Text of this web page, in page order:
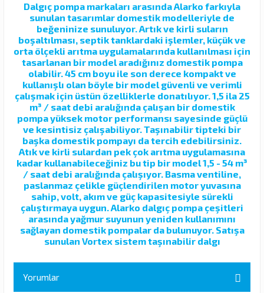
Dalgıç pompa markaları arasında Alarko farkıyla
sunulan tasarımlar domestik modelleriyle de
beğeninize sunuluyor. Artık ve kirli suların
boşaltılması, septik tanklardaki işlemler, küçük ve
orta ölçekli arıtma uygulamalarında kullanılması için
tasarlanan bir model aradığınız domestik pompa
olabilir. 45 cm boyu ile son derece kompakt ve
kullanışlı olan böyle bir model güvenli ve verimli
çalışmak için üstün özelliklerle donatılıyor. 1,5 ila 25
m³ / saat debi aralığında çalışan bir domestik
pompa yüksek motor performansı sayesinde güçlü
ve kesintisiz çalışabiliyor. Taşınabilir tipteki bir
başka domestik pompayı da tercih edebilirsiniz.
Atık ve kirli sulardan pek çok arıtma uygulamasına
kadar kullanabileceğiniz bu tip bir model 1,5 - 54 m³
/ saat debi aralığında çalışıyor. Basma ventiline,
paslanmaz çelikle güçlendirilen motor yuvasına
sahip, volt, akım ve güç kapasitesiyle sürekli
çalıştırmaya uygun. Alarko dalgıç pompa çeşitleri
arasında yağmur suyunun yeniden kullanımını
sağlayan domestik pompalar da bulunuyor. Satışa
sunulan Vortex sistem taşınabilir dalgı
Yorumlar